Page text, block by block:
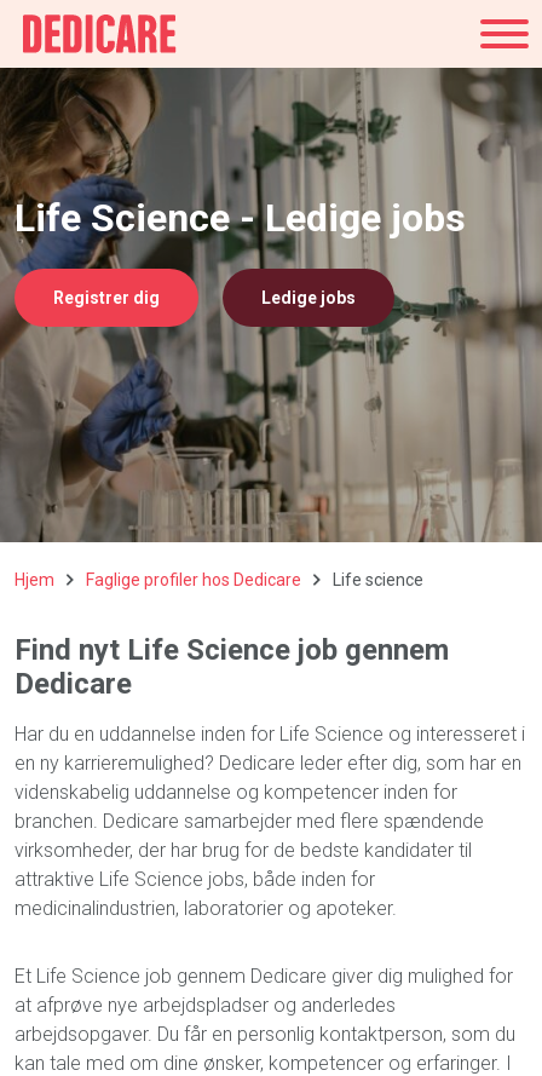
Life Science - Ledige jobs
Registrer dig Ledige jobs
Hjem Faglige profiler hos Dedicare Life science
Find nyt Life Science job gennem
Dedicare
Har du en uddannelse inden for Life Science og interesseret i
en ny karrieremulighed? Dedicare leder efter dig, som har en
videnskabelig uddannelse og kompetencer inden for
branchen. Dedicare samarbejder med flere spændende
virksomheder, der har brug for de bedste kandidater til
attraktive Life Science jobs, både inden for
medicinalindustrien, laboratorier og apoteker.
Et Life Science job gennem Dedicare giver dig mulighed for
at afprøve nye arbejdspladser og anderledes
arbejdsopgaver. Du får en personlig kontaktperson, som du
kan tale med om dine ønsker, kompetencer og erfaringer. I